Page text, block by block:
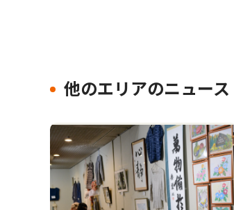
他のエリアのニュース